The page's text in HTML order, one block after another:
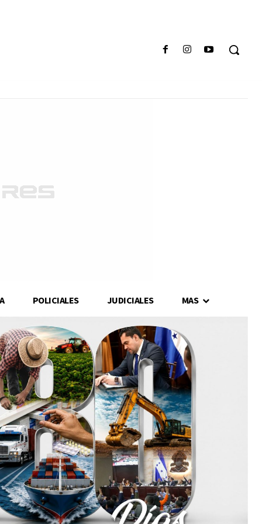
POLICIALES JUDICIALES MAS